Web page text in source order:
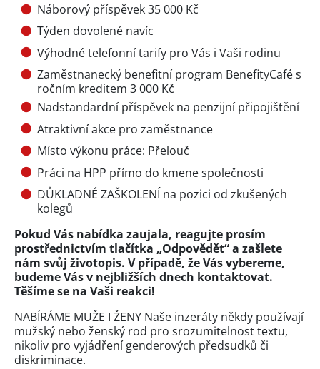
Náborový příspěvek 35 000 Kč
Týden dovolené navíc
Výhodné telefonní tarify pro Vás i Vaši rodinu
Zaměstnanecký benefitní program BenefityCafé s
ročním kreditem 3 000 Kč
Nadstandardní příspěvek na penzijní připojištění
Atraktivní akce pro zaměstnance
Místo výkonu práce: Přelouč
Práci na HPP přímo do kmene společnosti
DŮKLADNÉ ZAŠKOLENÍ na pozici od zkušených
kolegů
Pokud Vás nabídka zaujala, reagujte prosím
prostřednictvím tlačítka „Odpovědět“ a zašlete
nám svůj životopis. V případě, že Vás vybereme,
budeme Vás v nejbližších dnech kontaktovat.
Těšíme se na Vaši reakci!
NABÍRÁME MUŽE I ŽENY Naše inzeráty někdy používají
mužský nebo ženský rod pro srozumitelnost textu,
nikoliv pro vyjádření genderových předsudků či
diskriminace.